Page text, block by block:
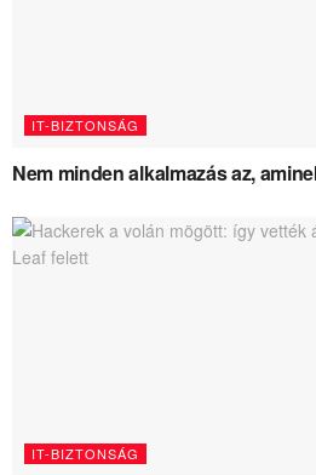
IT-BIZTONSÁG
Nem minden alkalmazás az,
IT-BIZTONSÁG